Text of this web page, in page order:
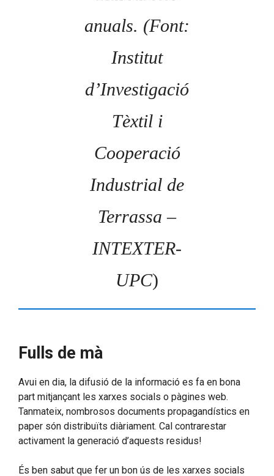
anuals. (Font:
Institut
d’Investigació
Tèxtil i
Cooperació
Industrial de
Terrassa –
INTEXTER-
UPC)
Fulls de mà
Avui en dia, la difusió de la informació es fa en bona
part mitjançant les xarxes socials o pàgines web.
Tanmateix, nombrosos documents propagandístics en
paper són distribuïts diàriament. Cal contrarestar
activament la generació d’aquests residus!
És ben sabut que fer un bon ús de les xarxes socials